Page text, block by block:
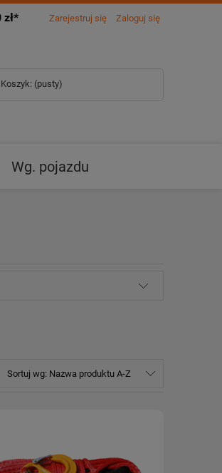
zł* Zarejestruj się Zaloguj się
Koszyk: (pusty)
Wg. pojazdu
Sortuj wg: Nazwa produktu A-Z